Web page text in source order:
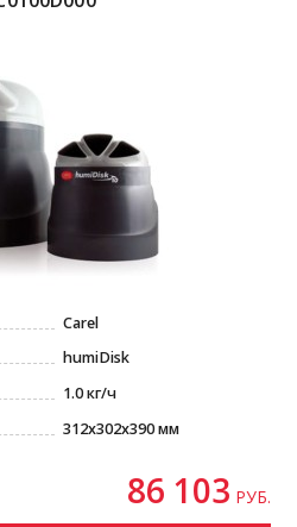
Carel
humiDisk
1.0 кг/ч
312х302x390 мм
86 103 РУБ.